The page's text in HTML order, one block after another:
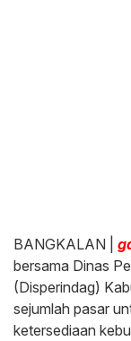
BANGKALAN |
bersama Dinas
(Disperindag)
sejumlah pasar
ketersediaan